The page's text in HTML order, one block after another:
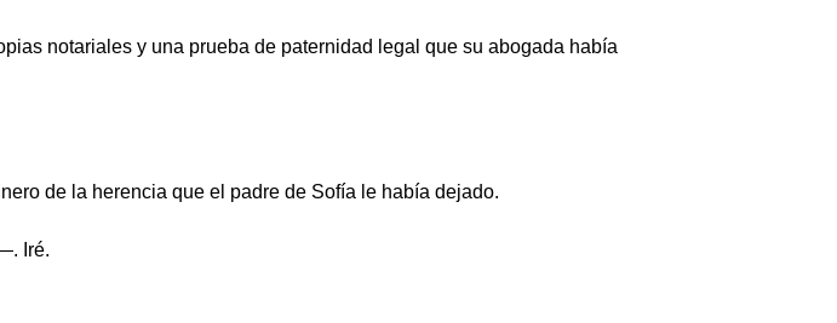
notariales y una prueba de paternidad legal que su abogada había
de la herencia que el padre de Sofía le había dejado.
Iré.